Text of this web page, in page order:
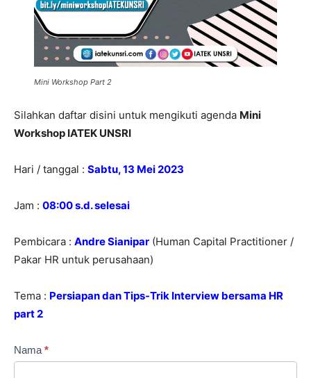
Mini Workshop Part 2
Silahkan daftar disini untuk mengikuti agenda Mini
Workshop IATEK UNSRI
Hari / tanggal : Sabtu, 13 Mei 2023
Jam : 08:00 s.d. selesai
Pembicara : Andre Sianipar (Human Capital Practitioner /
Pakar HR untuk perusahaan)
Tema : Persiapan dan Tips-Trik Interview bersama HR
part 2
Mini
Workshop
Nama *